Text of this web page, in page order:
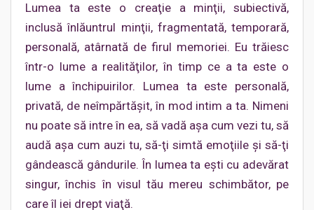
Lumea ta este o creaţie a minţii, subiectivă,
inclusă înlăuntrul minţii, fragmentată, temporară,
personală, atârnată de firul memoriei. Eu trăiesc
într-o lume a realităţilor, în timp ce a ta este o
lume a închipuirilor. Lumea ta este personală,
privată, de neîmpărtăşit, în mod intim a ta. Nimeni
nu poate să intre în ea, să vadă aşa cum vezi tu, să
audă aşa cum auzi tu, să-ţi simtă emoţiile şi să-ţi
gândească gândurile. În lumea ta eşti cu adevărat
singur, închis în visul tău mereu schimbător, pe
care îl iei drept viaţă.